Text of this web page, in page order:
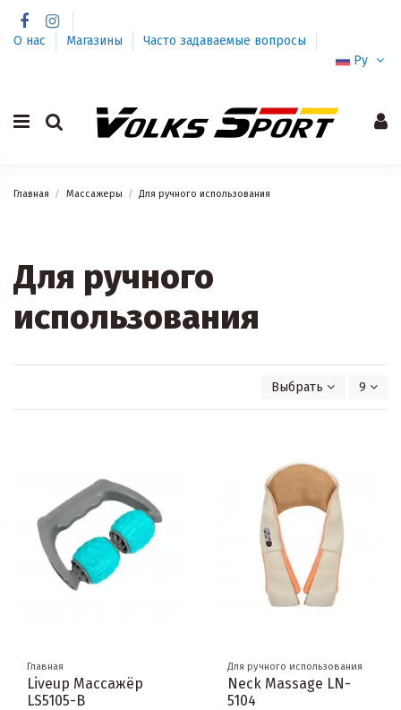
О нас Магазины
Часто задаваемые вопросы
Ру
Главная Массажеры Для ручного использования
Для ручного
использования
Выбрать 9
Главная
Liveup Массажёр
LS5105-B
Для ручного использования
Neck Massage LN-
5104